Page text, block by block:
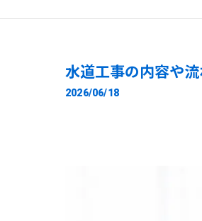
水道工事の内容や
2026/06/18